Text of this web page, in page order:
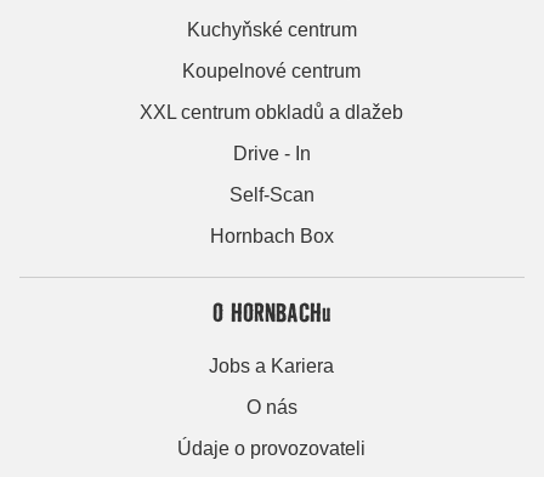
Kuchyňské centrum
Koupelnové centrum
XXL centrum obkladů a dlažeb
Drive - In
Self-Scan
Hornbach Box
O HORNBACHu
Jobs a Kariera
O nás
Údaje o provozovateli